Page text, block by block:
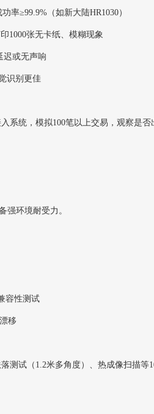
率≥99.9%（如新大陆HR1030）
1000张无卡纸、模糊现象
迟或无声响
识别更佳
系统，模拟100笔以上交易，观察是否
强环境耐受力。
容性测试
移
测试（1.2米多角度）、热成像扫描等